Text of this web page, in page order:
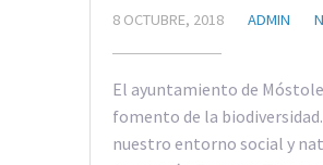
8 OCTUBRE, 2018 ADMIN
El ayuntamiento de
fomento de la
nuestro entorno social y